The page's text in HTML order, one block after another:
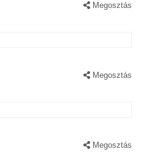
Megosztás
Megosztás
Megosztás